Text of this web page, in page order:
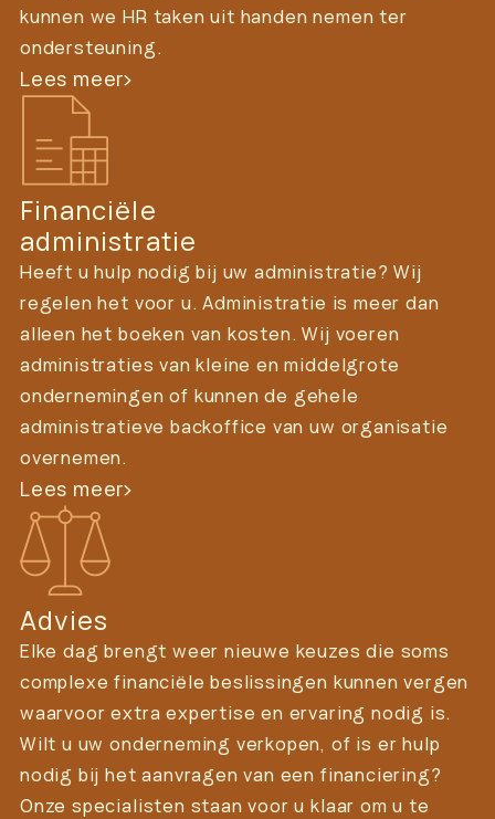
kunnen we HR taken uit handen nemen ter
ondersteuning.
Lees meer
Financiële
administratie
Heeft u hulp nodig bij uw administratie? Wij
regelen het voor u. Administratie is meer dan
alleen het boeken van kosten. Wij voeren
administraties van kleine en middelgrote
ondernemingen of kunnen de gehele
administratieve backoffice van uw organisatie
overnemen.
Lees meer
Advies
Elke dag brengt weer nieuwe keuzes die soms
complexe financiële beslissingen kunnen vergen
waarvoor extra expertise en ervaring nodig is.
Wilt u uw onderneming verkopen, of is er hulp
nodig bij het aanvragen van een financiering?
Onze specialisten staan voor u klaar om u te